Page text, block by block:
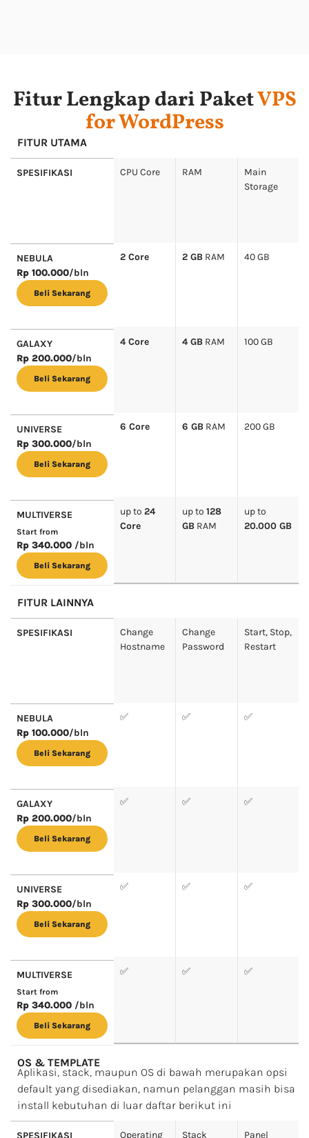
Fitur Lengkap dari PaketVPS
for WordPress
FITUR UTAMA
SPESIFIKASI
NEBULA
Rp 100.000/bln
Beli Sekarang
GALAXY
Rp 200.000/bln
Beli Sekarang
UNIVERSE
Rp 300.000/bln
Beli Sekarang
MULTIVERSE
Start from
Rp 340.000 /bln
Beli Sekarang
CPU Core
2 Core
4 Core
6 Core
up to 24
Core
RAM
2 GBRAM
4 GBRAM
6 GBRAM
up to 128
GBRAM
Main
Storage
40 GB
100 GB
200 GB
up to
20.000 GB
FITUR LAINNYA
SPESIFIKASI
NEBULA
Rp 100.000/bln
Beli Sekarang
GALAXY
Rp 200.000/bln
Beli Sekarang
UNIVERSE
Rp 300.000/bln
Beli Sekarang
MULTIVERSE
Start from
Rp 340.000 /bln
Beli Sekarang
Change
Hostname
✅
✅
✅
✅
Change
Password
✅
✅
✅
✅
Start, Stop,
Restart
✅
✅
✅
✅
OS & TEMPLATE
Aplikasi, stack, maupun OS di bawah merupakan opsi
default yang disediakan, namun pelanggan masih bisa
install kebutuhan di luar daftar berikut ini
SPESIFIKASI Operating Stack Panel